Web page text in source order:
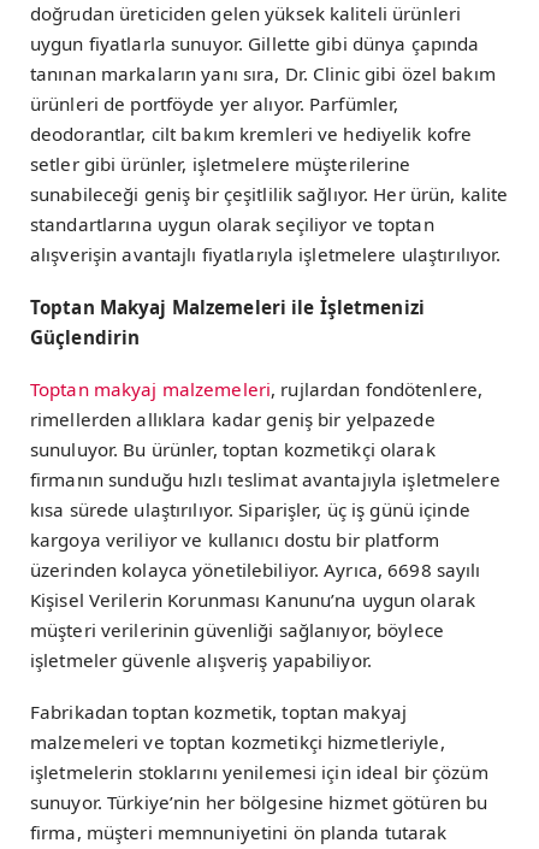
doğrudan üreticiden gelen yüksek kaliteli ürünleri
uygun fiyatlarla sunuyor. Gillette gibi dünya çapında
tanınan markaların yanı sıra, Dr. Clinic gibi özel bakım
ürünleri de portföyde yer alıyor. Parfümler,
deodorantlar, cilt bakım kremleri ve hediyelik kofre
setler gibi ürünler, işletmelere müşterilerine
sunabileceği geniş bir çeşitlilik sağlıyor. Her ürün, kalite
standartlarına uygun olarak seçiliyor ve toptan
alışverişin avantajlı fiyatlarıyla işletmelere ulaştırılıyor.
Toptan Makyaj Malzemeleri ile İşletmenizi
Güçlendirin
Toptan makyaj malzemeleri, rujlardan fondötenlere,
rimellerden allıklara kadar geniş bir yelpazede
sunuluyor. Bu ürünler, toptan kozmetikçi olarak
firmanın sunduğu hızlı teslimat avantajıyla işletmelere
kısa sürede ulaştırılıyor. Siparişler, üç iş günü içinde
kargoya veriliyor ve kullanıcı dostu bir platform
üzerinden kolayca yönetilebiliyor. Ayrıca, 6698 sayılı
Kişisel Verilerin Korunması Kanunu’na uygun olarak
müşteri verilerinin güvenliği sağlanıyor, böylece
işletmeler güvenle alışveriş yapabiliyor.
Fabrikadan toptan kozmetik, toptan makyaj
malzemeleri ve toptan kozmetikçi hizmetleriyle,
işletmelerin stoklarını yenilemesi için ideal bir çözüm
sunuyor. Türkiye’nin her bölgesine hizmet götüren bu
firma, müşteri memnuniyetini ön planda tutarak